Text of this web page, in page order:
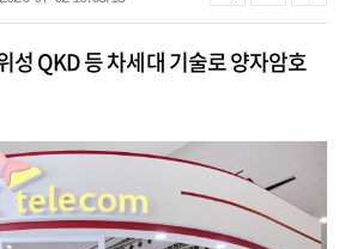
성 QKD 등 차세대 기술로 양자암호